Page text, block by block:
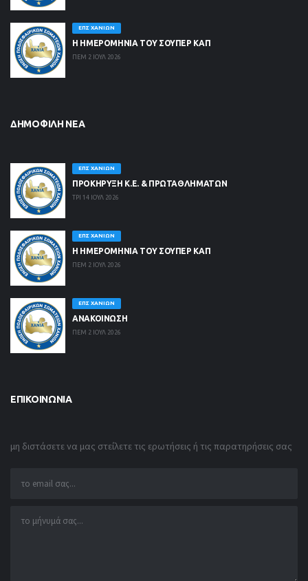
ΕΠΣ ΧΑΝΊΩΝ
Η ΗΜΕΡΟΜΗΝΙΑ ΤΟΥ ΣΟΥΠΕΡ ΚΑΠ
ΠΕΜ 2 ΙΟΥΛ 2026
ΔΗΜΟΦΙΛΉ ΝΈΑ
ΕΠΣ ΧΑΝΊΩΝ
ΠΡΟΚΗΡΥΞΗ Κ.Ε. & ΠΡΩΤΑΘΛΗΜΑΤΩΝ
ΤΡΙ 14 ΙΟΥΛ 2026
ΕΠΣ ΧΑΝΊΩΝ
Η ΗΜΕΡΟΜΗΝΙΑ ΤΟΥ ΣΟΥΠΕΡ ΚΑΠ
ΠΕΜ 2 ΙΟΥΛ 2026
ΕΠΣ ΧΑΝΊΩΝ
ΑΝΑΚΟΙΝΩΣΗ
ΠΕΜ 2 ΙΟΥΛ 2026
ΕΠΙΚΟΙΝΩΝΊΑ
μη διστάσετε να μας στείλετε τις ερωτήσεις ή τις παρατηρήσεις σας